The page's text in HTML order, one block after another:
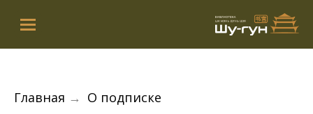
Главная → О подписке